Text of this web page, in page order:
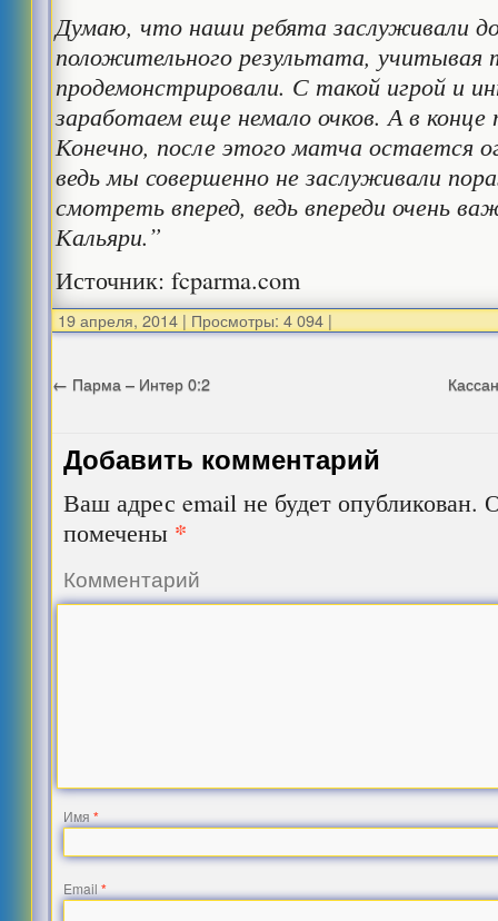
Думаю, что наши ребята заслуживали
положительного результата, учитывая
продемонстрировали. С такой игрой и
заработаем еще немало очков. А в конце
Конечно, после этого матча остается
ведь мы совершенно не заслуживали
смотреть вперед, ведь впереди очень
Кальяри.”
Источник: fcparma.com
19 апреля, 2014 | Просмотры: 4 094 |
← Парма – Интер 0:2
Добавить комментарий
Ваш адрес email не будет опубликован.
помечены *
Комментарий
Имя*
Email*